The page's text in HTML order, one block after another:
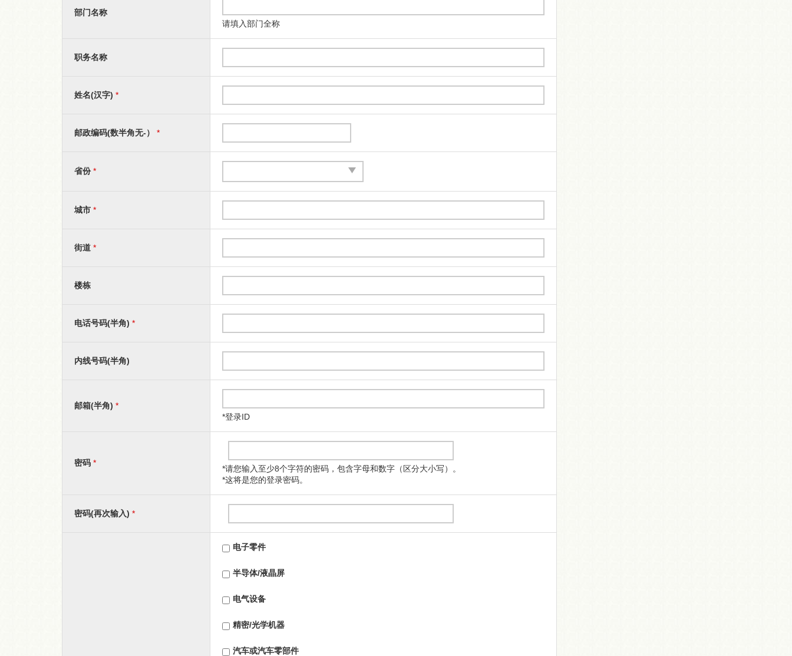
部门名称
请填入部门全称
职务名称
姓名(汉字) *
邮政编码(数半角无-） *
省份*
城市 *
街道 *
楼栋
电话号码(半角) *
内线号码(半角)
邮箱(半角) *
*登录ID
密码 *
*请您输入至少8个字符的密码，包含字母和数字（区分大小写）。
*这将是您的登录密码。
密码(再次输入) *
电子零件
半导体/液晶屏
电气设备
精密/光学机器
汽车或汽车零部件